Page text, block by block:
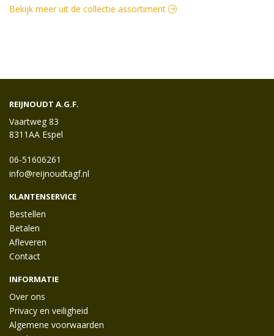
Bekijk meer uit de collectie assortiment
REIJNOUDT A.G.F.
Vaartweg 83
8311AA Espel
06-51606261
info@reijnoudtagf.nl
KLANTENSERVICE
Bestellen
Betalen
Afleveren
Contact
INFORMATIE
Over ons
Privacy en veiligheid
Algemene voorwaarden